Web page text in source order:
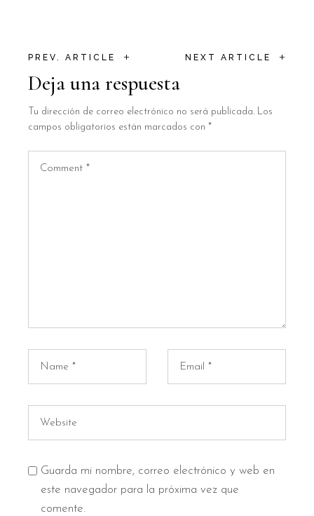
PREV. ARTICLE + NEXT ARTICLE +
Deja una respuesta
Tu dirección de correo electrónico no será publicada. Los
campos obligatorios están marcados con *
Guarda mi nombre, correo electrónico y web en
este navegador para la próxima vez que
comente.